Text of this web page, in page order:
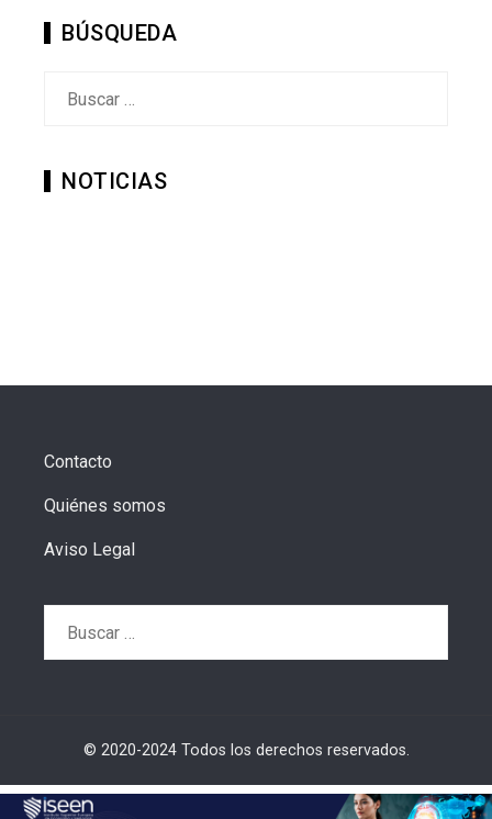
BÚSQUEDA
NOTICIAS
Contacto
Quiénes somos
Aviso Legal
© 2020-2024 Todos los derechos reservados.